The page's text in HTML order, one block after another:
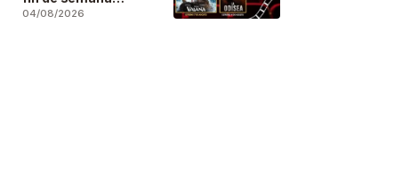
Vaiana… y después,
04/08/2026